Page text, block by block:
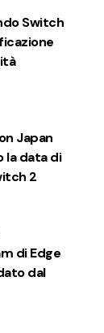
Switch
Japan
la data di
2
di Edge
dal